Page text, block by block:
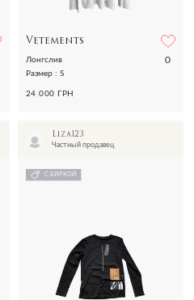
Vetements
0
Лонгслив
Размер : S
24 000 ГРН
Liza123
Частный продавец
С БИРКОЙ